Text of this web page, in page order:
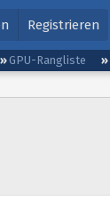
Registrieren
GPU-Rangliste